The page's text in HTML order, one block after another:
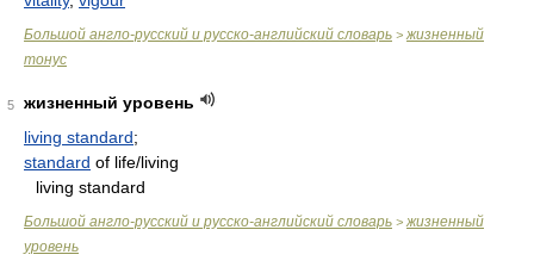
Большой англо-русский и русско-английский словарь > жизненный
тонус
5
жизненный уровень
living standard;
standard of life/living
living standard
Большой англо-русский и русско-английский словарь > жизненный
уровень